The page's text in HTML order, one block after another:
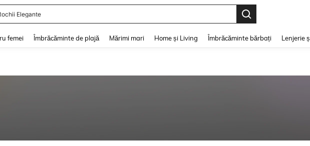
Elegante
femei Îmbrăcăminte de plajă Mărimi mari Home și Living Îmbrăcăminte bărbați Lenjerie